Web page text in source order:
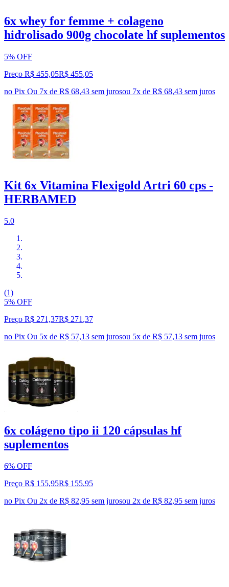
6x whey for femme + colageno
hidrolisado 900g chocolate hf suplementos
5% OFF
Preço R$ 455,05R$ 455,05
no Pix Ou 7x de R$ 68,43 sem jurosou 7x de R$ 68,43 sem juros
Kit 6x Vitamina Flexigold Artri 60 cps -
HERBAMED
5.0
(1)
5% OFF
Preço R$ 271,37R$ 271 ,37
no Pix Ou 5x de R$ 57,13 sem jurosou 5x de R$ 57,13 sem juros
6x colágeno tipo ii 120 cápsulas hf
suplementos
6% OFF
Preço R$ 155,95R$ 155,95
no Pix Ou 2x de R$ 82,95 sem jurosou 2x de R$ 82,95 sem juros